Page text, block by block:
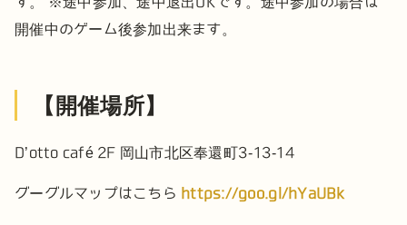
開催中のゲーム後参加出来ます。
【開催場所】
D’otto café 2F 岡山市北区奉還町3-13-14
グーグルマップはこちら https://goo.gl/hYaUBk